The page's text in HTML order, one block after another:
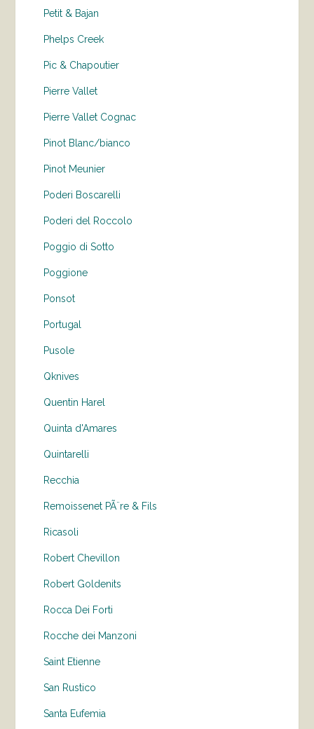
Petit & Bajan
Phelps Creek
Pic & Chapoutier
Pierre Vallet
Pierre Vallet Cognac
Pinot Blanc/bianco
Pinot Meunier
Poderi Boscarelli
Poderi del Roccolo
Poggio di Sotto
Poggione
Ponsot
Portugal
Pusole
Qknives
Quentin Harel
Quinta d'Amares
Quintarelli
Recchia
Remoissenet PÃ¨re & Fils
Ricasoli
Robert Chevillon
Robert Goldenits
Rocca Dei Forti
Rocche dei Manzoni
Saint Etienne
San Rustico
Santa Eufemia